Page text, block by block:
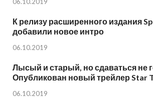
06.10.2019
К релизу расширенного издания
добавили новое интро
06.10.2019
Лысый и старый, но сдаваться не
Опубликован новый трейлер Star
06.10.2019